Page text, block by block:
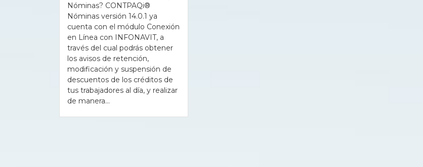
Nóminas? CONTPAQi®
Nóminas versión 14.0.1 ya
cuenta con el módulo Conexión
en Línea con INFONAVIT, a
través del cual podrás obtener
los avisos de retención,
modificación y suspensión de
descuentos de los créditos de
tus trabajadores al día, y realizar
de manera...